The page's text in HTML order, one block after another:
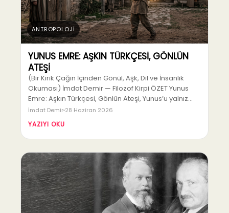
ANTROPOLOJİ
YUNUS EMRE: AŞKIN TÜRKÇESİ, GÖNLÜN
ATEŞİ
(Bir Kırık Çağın İçinden Gönül, Aşk, Dil ve İnsanlık
Okuması) İmdat Demir — Filozof Kirpi ÖZET Yunus
Emre: Aşkın Türkçesi, Gönlün Ateşi, Yunus’u yalnız…
İmdat Demir 28 Haziran 2026
YAZIYI OKU